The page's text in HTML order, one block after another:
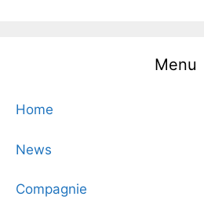
Menu
Home
News
Compagnie